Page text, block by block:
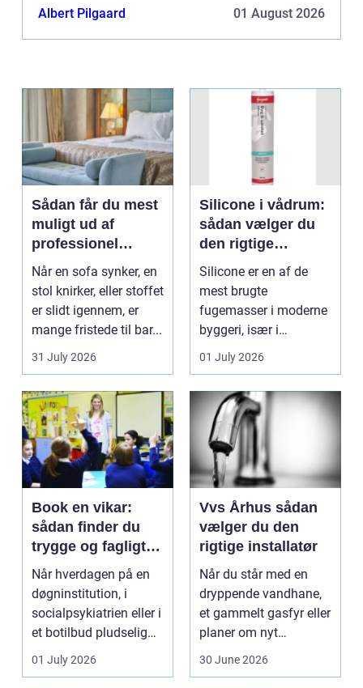
regelmæssig rengøring af ventil...
Albert Pilgaard 01 August 2026
Sådan får du mest
muligt ud af
professionel
møbelpolstring
Når en sofa synker, en
stol knirker, eller stoffet
er slidt igennem, er
mange fristede til bar...
31 July 2026
Silicone i vådrum:
sådan vælger du
den rigtige
fugemasse
Silicone er en af de
mest brugte
fugemasser i moderne
byggeri, især i
badeværelser,
01 July 2026
Book en vikar:
sådan finder du
trygge og fagligt
stærke løsninger
Når hverdagen på en
døgninstitution, i
socialpsykiatrien eller i
et botilbud pludselig
ændrer sig, k...
01 July 2026
Vvs Århus sådan
vælger du den
rigtige installatør
Når du står med en
dryppende vandhane,
et gammelt gasfyr eller
planer om nyt
badeværelse, bliver
30 June 2026